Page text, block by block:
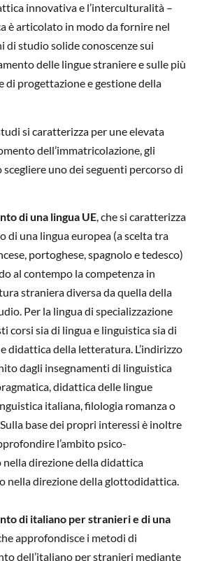
innovativa e l’interculturalità –
è articolato in modo da fornire nel
di studio solide conoscenze sui
delle lingue straniere e sulle più
di progettazione e gestione della
si caratterizza per une elevata
dell’immatricolazione, gli
uno dei seguenti percorso di
di una lingua UE, che si caratterizza
di una lingua europea (a scelta tra
portoghese, spagnolo e tedesco)
al contempo la competenza in
straniera diversa da quella della
Per la lingua di specializzazione
corsi sia di lingua e linguistica sia di
didattica della letteratura. L’indirizzo
dagli insegnamenti di linguistica
didattica delle lingue
italiana, filologia romanza o
base dei propri interessi è inoltre
l’ambito psico-
nella direzione della didattica
nella direzione della glottodidattica.
di italiano per stranieri e di una
approfondisce i metodi di
dell’italiano per stranieri mediante